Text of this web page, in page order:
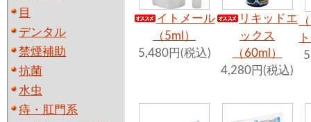
目
デンタル
禁煙補助
抗菌
水虫
痔・肛門系
イトメール
（5ml）
5,480円(税込)
リキッドエ
ックス
（60ml）
4,280円(税込)